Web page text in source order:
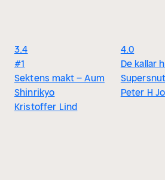
3.4
#1
Sektens makt – Aum
Shinrikyo
Kristoffer Lind
4.0
De kallar
Peter H